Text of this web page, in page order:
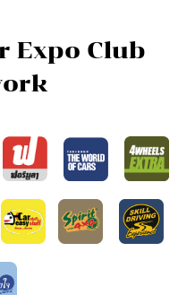
Expo Club